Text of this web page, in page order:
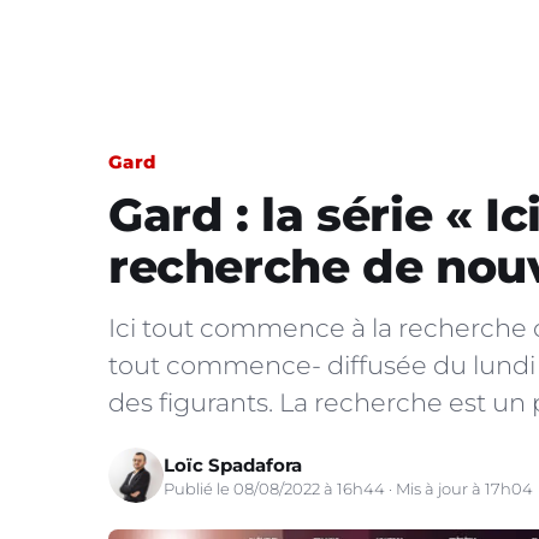
Gard
Gard : la série «
recherche de
Ici tout commence à la recherche
tout commence- diffusée du lundi
des figurants. La recherche est un
Loïc Spadafora
Publié le 08/08/2022 à 16h44 · Mis à jour à 17h04